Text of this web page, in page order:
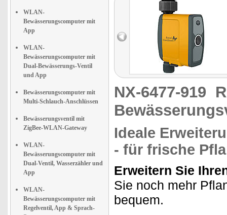
WLAN-
Bewässerungscomputer mit
App
WLAN-
Bewässerungscomputer mit
Dual-Bewässerungs-Ventil
und App
Bewässerungscomputer mit
Multi-Schlauch-Anschlüssen
Bewässerungsventil mit
ZigBee-WLAN-Gateway
WLAN-
Bewässerungscomputer mit
Dual-Ventil, Wasserzähler und
App
WLAN-
Bewässerungscomputer mit
Regelventil, App & Sprach-
NX-6477-919
Ideale
- für frische
Erweitern Sie
Sie noch mehr
bequem.